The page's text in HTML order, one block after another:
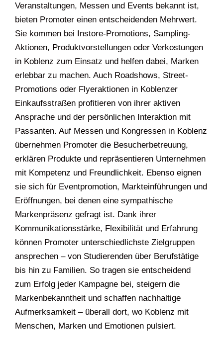
Veranstaltungen, Messen und Events bekannt ist,
bieten Promoter einen entscheidenden Mehrwert.
Sie kommen bei Instore-Promotions, Sampling-
Aktionen, Produktvorstellungen oder Verkostungen
in Koblenz zum Einsatz und helfen dabei, Marken
erlebbar zu machen. Auch Roadshows, Street-
Promotions oder Flyeraktionen in Koblenzer
Einkaufsstraßen profitieren von ihrer aktiven
Ansprache und der persönlichen Interaktion mit
Passanten. Auf Messen und Kongressen in Koblenz
übernehmen Promoter die Besucherbetreuung,
erklären Produkte und repräsentieren Unternehmen
mit Kompetenz und Freundlichkeit. Ebenso eignen
sie sich für Eventpromotion, Markteinführungen und
Eröffnungen, bei denen eine sympathische
Markenpräsenz gefragt ist. Dank ihrer
Kommunikationsstärke, Flexibilität und Erfahrung
können Promoter unterschiedlichste Zielgruppen
ansprechen – von Studierenden über Berufstätige
bis hin zu Familien. So tragen sie entscheidend
zum Erfolg jeder Kampagne bei, steigern die
Markenbekanntheit und schaffen nachhaltige
Aufmerksamkeit – überall dort, wo Koblenz mit
Menschen, Marken und Emotionen pulsiert.